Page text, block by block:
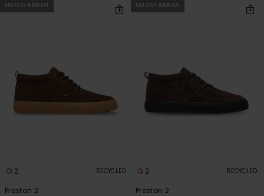
NUOVI ARRIVI
2 RECYCLED
Preston 2
NUOVI ARRIVI
2 RECYCLED
Preston 2